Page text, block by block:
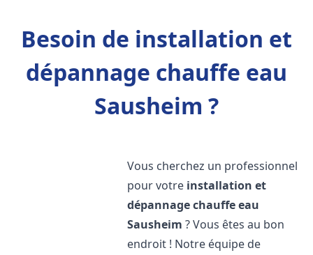
Besoin de installation et
dépannage chauffe eau
Sausheim ?
Vous cherchez un professionnel
pour votre installation et
dépannage chauffe eau
Sausheim ? Vous êtes au bon
endroit ! Notre équipe de